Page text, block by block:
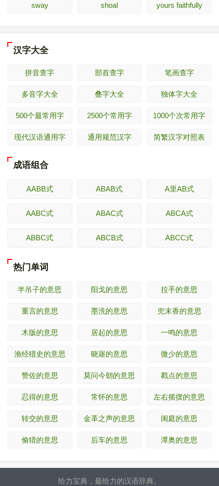
sway shoal yours faithfully
汉字大全
拼音查字 部首查字 笔画查字
多音字大全 叠字大全 独体字大全
500个最常用字 2500个常用字 1000个次常用字
现代汉语通用字 通用规范汉字 简繁汉字对照表
成语组合
AABB式 ABAB式 A里AB式
AABC式 ABAC式 ABCA式
ABBC式 ABCB式 ABCC式
热门单词
半吊子的意思 阳戈的意思 拉手的意思
重言的意思 墨洗的意思 兜末香的意思
木版的意思 居起的意思 一鸣的意思
渔经猎史的意思 晓寤的意思 微少的意思
赞佐的意思 莫问今朝的意思 戳点的意思
忍得的意思 常怀的意思 左右摇摆的意思
转交的意思 金革之声的意思 闺庭的意思
偷猎的意思 后车的意思 潭奥的意思
给力宝典，最给力的汉语辞典。